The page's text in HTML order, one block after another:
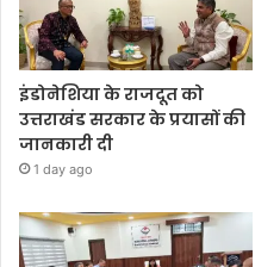
इंडोनेशिया के राजदूत को
उत्तराखंड सरकार के प्रयासों की
जानकारी दी
1 day ago